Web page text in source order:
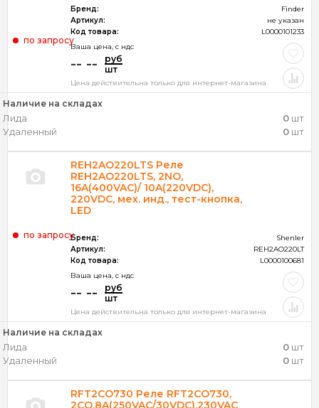
Бренд:
Finder
Артикул:
не указан
Код товара:
L0000101233
Ваша цена, c ндс
-- --
руб
шт
по запросу
Цена действительна только для интернет-магазина
Наличие на складах
Лида 0 шт
Удаленный
0 шт
REH2AO220LTS Реле
REH2AO220LTS, 2NO,
16A(400VAC)/ 10A(220VDC),
220VDC, мех. инд., тест-кнопка,
LED
Бренд:
Shenler
Артикул:
REH2AO220LT
Код товара:
L0000100681
Ваша цена, c ндс
-- --
руб
шт
по запросу
Цена действительна только для интернет-магазина
Наличие на складах
Лида 0 шт
Удаленный
0 шт
RFT2CO730 Реле RFT2CO730,
2CO,8A(250VAC/30VDC),230VAC